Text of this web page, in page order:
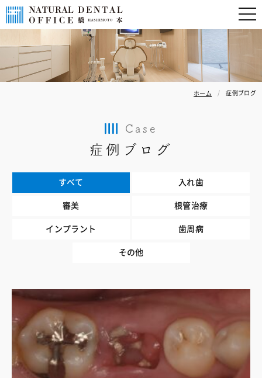
ホーム 症例ブログ
Case
症例ブログ
すべて 入れ歯
審美 根管治療
インプラント 歯周病
その他